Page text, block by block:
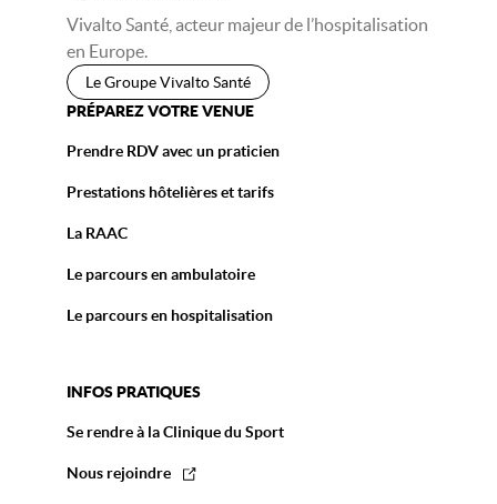
Vivalto Santé, acteur majeur de l’hospitalisation
en Europe.
Le Groupe Vivalto Santé
PRÉPAREZ VOTRE VENUE
Prendre RDV avec un praticien
Prestations hôtelières et tarifs
La RAAC
Le parcours en ambulatoire
Le parcours en hospitalisation
INFOS PRATIQUES
Se rendre à la Clinique du Sport
Nous rejoindre